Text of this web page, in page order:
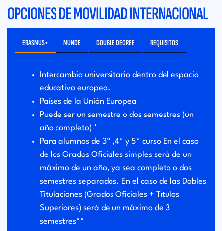
OPCIONES DE MOVILIDAD INTERNACIONAL
ERASMUS+ MUNDE DOUBLE DEGREE REQUISITOS
Intercambio universitario dentro del espacio
educativo europeo.
Países de la Unión Europea
Puede ser un semestre o dos semestres (un
año completo) *
Para alumnos de 3º ,4º y 5º curso En el caso
de los Grados Oficiales simples será de un
máximo de un año, ya sea completo o dos
semestres separados. En el caso de las Dobles
Titulaciones (Grados Oficiales + Títulos
Superiores) será de un máximo de 3
semestres**